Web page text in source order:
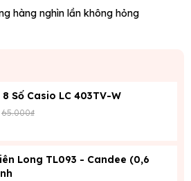
hàng nghìn lần không hỏng
Số Casio LC 403TV-W
65.000₫
Long TL093 - Candee (0,6